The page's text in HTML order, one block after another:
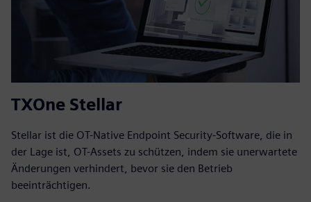
TXOne Stellar
Stellar ist die OT-Native Endpoint Security-Software, die in
der Lage ist, OT-Assets zu schützen, indem sie unerwartete
Änderungen verhindert, bevor sie den Betrieb
beeinträchtigen.